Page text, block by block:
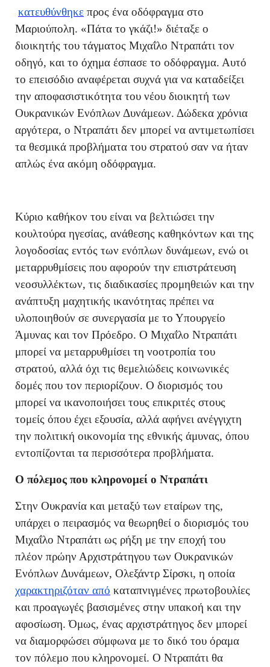
κατευθύνθηκε προς ένα οδόφραγμα στο
Μαριούπολη. «Πάτα το γκάζι!» διέταξε ο
διοικητής του τάγματος Μιχαΐλο Ντραπάτι τον
οδηγό, και το όχημα έσπασε το οδόφραγμα. Αυτό
το επεισόδιο αναφέρεται συχνά για να καταδείξει
την αποφασιστικότητα του νέου διοικητή των
Ουκρανικών Ενόπλων Δυνάμεων. Δώδεκα χρόνια
αργότερα, ο Ντραπάτι δεν μπορεί να αντιμετωπίσει
τα θεσμικά προβλήματα του στρατού σαν να ήταν
απλώς ένα ακόμη οδόφραγμα.
Κύριο καθήκον του είναι να βελτιώσει την
κουλτούρα ηγεσίας, ανάθεσης καθηκόντων και της
λογοδοσίας εντός των ενόπλων δυνάμεων, ενώ οι
μεταρρυθμίσεις που αφορούν την επιστράτευση
νεοσυλλέκτων, τις διαδικασίες προμηθειών και την
ανάπτυξη μαχητικής ικανότητας πρέπει να
υλοποιηθούν σε συνεργασία με το Υπουργείο
Άμυνας και τον Πρόεδρο. Ο Μιχαΐλο Ντραπάτι
μπορεί να μεταρρυθμίσει τη νοοτροπία του
στρατού, αλλά όχι τις θεμελιώδεις κοινωνικές
δομές που τον περιορίζουν. Ο διορισμός του
μπορεί να ικανοποιήσει τους επικριτές στους
τομείς όπου έχει εξουσία, αλλά αφήνει ανέγγιχτη
την πολιτική οικονομία της εθνικής άμυνας, όπου
εντοπίζονται τα περισσότερα προβλήματα.
Ο πόλεμος που κληρονομεί ο Ντραπάτι
Στην Ουκρανία και μεταξύ των εταίρων της,
υπάρχει ο πειρασμός να θεωρηθεί ο διορισμός του
Μιχαΐλο Ντραπάτι ως ρήξη με την εποχή του
πλέον πρώην Αρχιστράτηγου των Ουκρανικών
Ενόπλων Δυνάμεων, Ολεξάντρ Σίρσκι, η οποία
χαρακτηριζόταν από καταπνιγμένες πρωτοβουλίες
και προαγωγές βασισμένες στην υπακοή και την
αφοσίωση. Όμως, ένας αρχιστράτηγος δεν μπορεί
να διαμορφώσει σύμφωνα με το δικό του όραμα
τον πόλεμο που κληρονομεί. Ο Ντραπάτι θα